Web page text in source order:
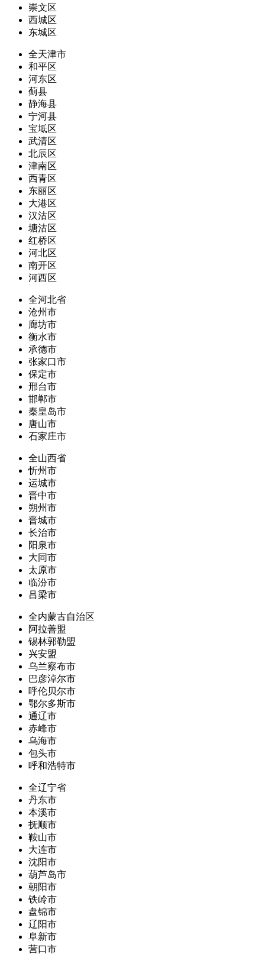
崇文区
西城区
东城区
全天津市
和平区
河东区
蓟县
静海县
宁河县
宝坻区
武清区
北辰区
津南区
西青区
东丽区
大港区
汉沽区
塘沽区
红桥区
河北区
南开区
河西区
全河北省
沧州市
廊坊市
衡水市
承德市
张家口市
保定市
邢台市
邯郸市
秦皇岛市
唐山市
石家庄市
全山西省
忻州市
运城市
晋中市
朔州市
晋城市
长治市
阳泉市
大同市
太原市
临汾市
吕梁市
全内蒙古自治区
阿拉善盟
锡林郭勒盟
兴安盟
乌兰察布市
巴彦淖尔市
呼伦贝尔市
鄂尔多斯市
通辽市
赤峰市
乌海市
包头市
呼和浩特市
全辽宁省
丹东市
本溪市
抚顺市
鞍山市
大连市
沈阳市
葫芦岛市
朝阳市
铁岭市
盘锦市
辽阳市
阜新市
营口市